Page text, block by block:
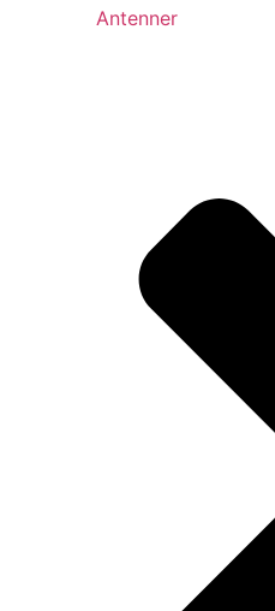
Antenner